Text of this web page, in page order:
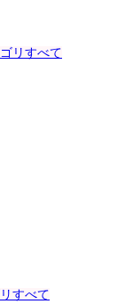
リすべて
すべて